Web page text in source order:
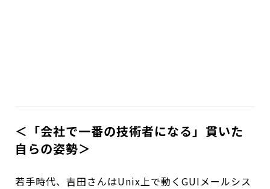
＜「会社で一番の技術者になる」――貫いた
自らの姿勢＞
若手時代、吉田さんはUnix上で動くGUIメールシス